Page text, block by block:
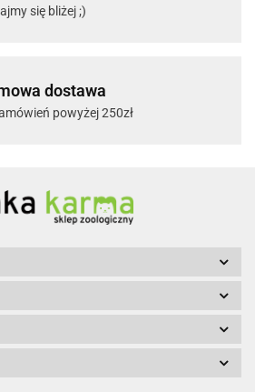
się bliżej ;)
dostawa
powyżej 250zł